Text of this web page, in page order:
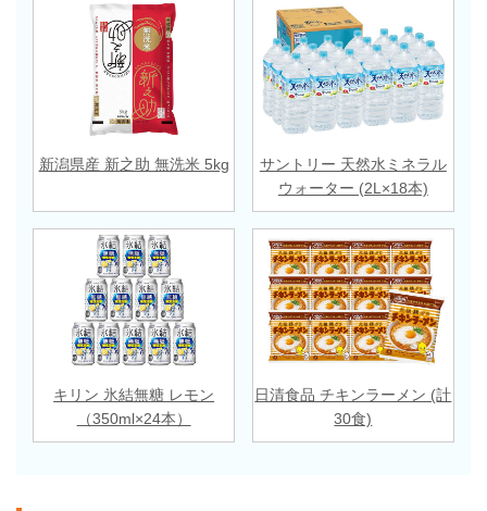
新潟県産 新之助 無洗米 5kg
サントリー 天然水ミネラル
ウォーター (2L×18本)
キリン 氷結無糖 レモン
（350ml×24本）
日清食品 チキンラーメン (計
30食)